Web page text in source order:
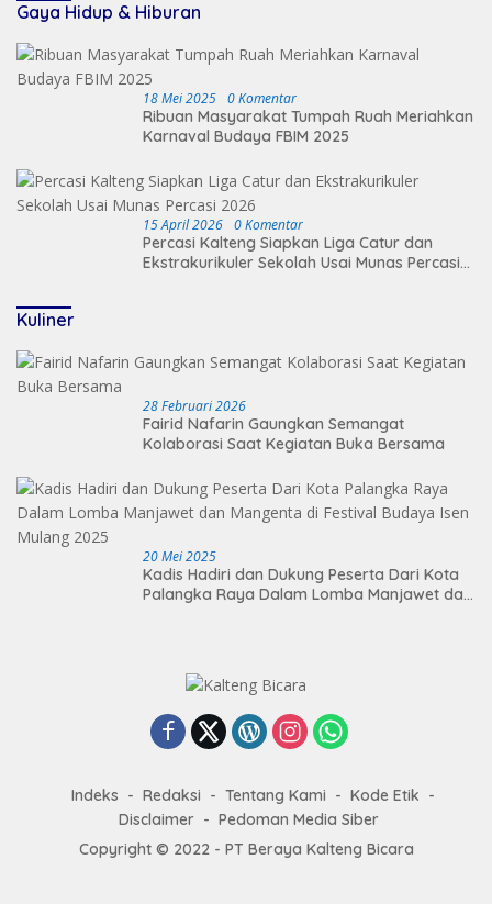
Gaya Hidup & Hiburan
18 Mei 2025 0 Komentar
Ribuan Masyarakat Tumpah Ruah Meriahkan
Karnaval Budaya FBIM 2025
15 April 2026 0 Komentar
Percasi Kalteng Siapkan Liga Catur dan
Ekstrakurikuler Sekolah Usai Munas Percasi
Kuliner
28 Februari 2026
Fairid Nafarin Gaungkan Semangat
Kolaborasi Saat Kegiatan Buka Bersama
20 Mei 2025
Kadis Hadiri dan Dukung Peserta Dari Kota
Palangka Raya Dalam Lomba Manjawet dan
Indeks Redaksi Tentang Kami
Kode Etik
Disclaimer
Pedoman Media Siber
Copyright © 2022 - PT Beraya Kalteng Bicara